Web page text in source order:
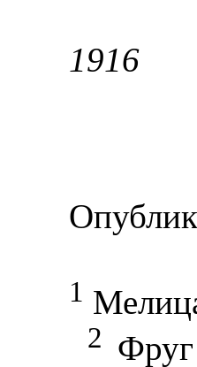
1916
1
2